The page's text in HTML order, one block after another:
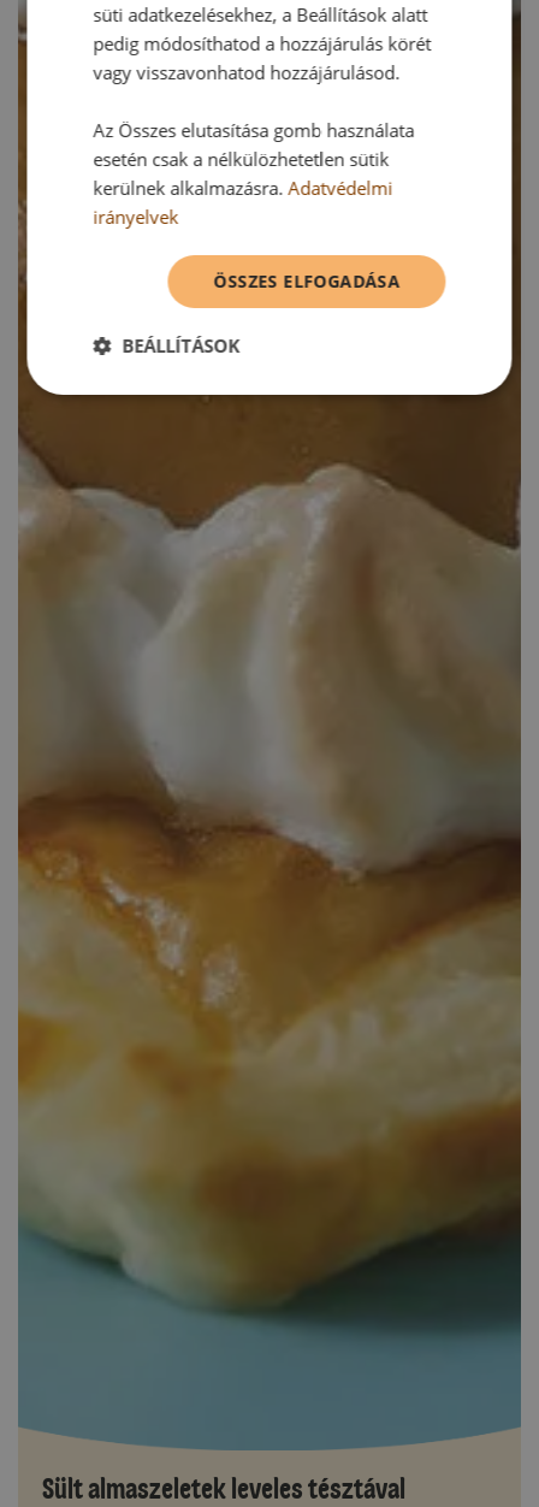
Sült almaszeletek leveles tésztával
süti adatkezelésekhez, a Beállítások alatt
pedig módosíthatod a hozzájárulás körét
vagy visszavonhatod hozzájárulásod.
Az Összes elutasítása gomb használata
esetén csak a nélkülözhetetlen sütik
kerülnek alkalmazásra.Adatvédelmi
irányelvek
ÖSSZES ELFOGADÁSA
BEÁLLÍTÁSOK